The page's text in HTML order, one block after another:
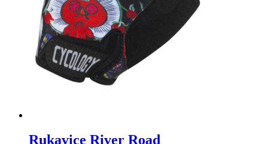
Rukavice River Road